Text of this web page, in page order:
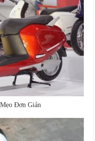
Đơn Giản